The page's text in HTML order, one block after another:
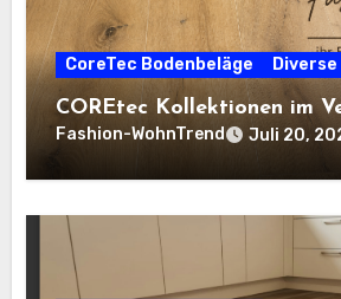
CoreTec Bodenbeläge
COREtec Kollektionen im
Fashion-WohnTrend Juli 20,